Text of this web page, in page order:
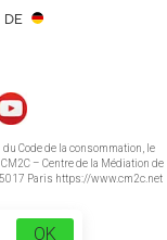
DE
Code de la consommation, le
– Centre de la Médiation de
Paris https://www.cm2c.net
OK